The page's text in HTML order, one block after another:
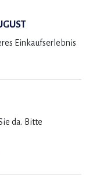
Einkaufserlebnis
da. Bitte